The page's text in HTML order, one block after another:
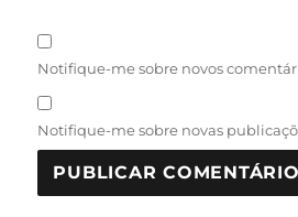
Notifique-me sobre novos
Notifique-me sobre novas